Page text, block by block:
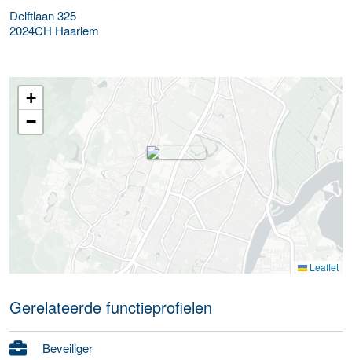
Delftlaan 325
2024CH Haarlem
+
−
Leaflet
Gerelateerde functieprofielen
Beveiliger